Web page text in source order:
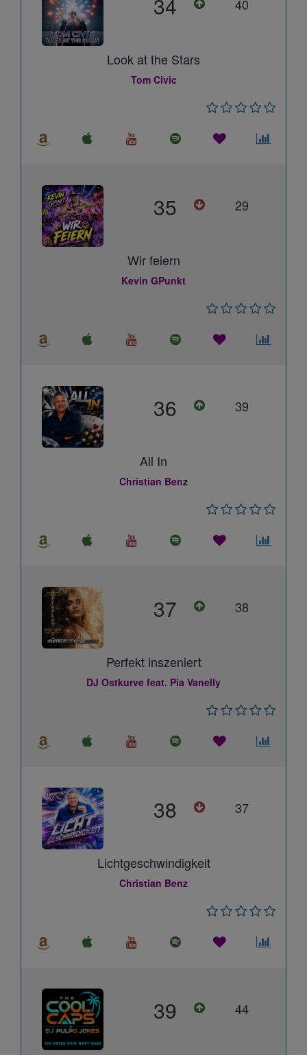
40
Look at the Stars
Tom Civic
35 29
Wir feiern
Kevin GPunkt
36 39
All In
Christian Benz
37 38
Perfekt inszeniert
DJ Ostkurve feat. Pia Vanelly
38 37
Lichtgeschwindigkeit
Christian Benz
39 44